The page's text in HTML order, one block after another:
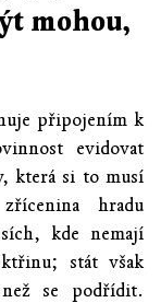
mohou,
připojením k
evidovat
která si to musí
hradu
kde nemají
stát však
se podřídit.